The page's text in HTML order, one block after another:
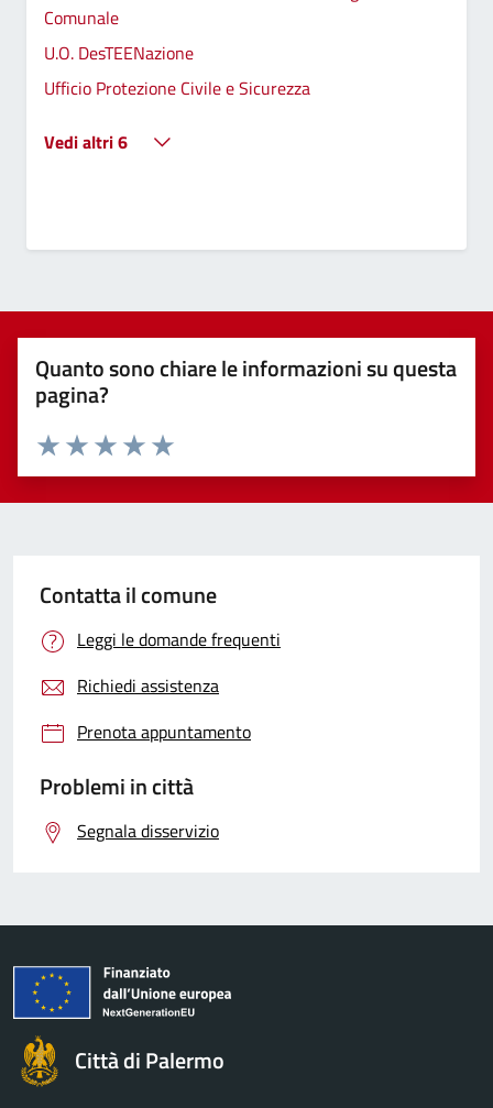
Comunale
U.O. DesTEENazione
Ufficio Protezione Civile e Sicurezza
Vedi altri 6
Quanto sono chiare le informazioni su questa
pagina?
Valuta 5 stelle su 5
Valuta 4 stelle su 5
Valuta 3 stelle su 5
Valuta 2 stelle su 5
Valuta 1 stelle su 5
Contatta il comune
Leggi le domande frequenti
Richiedi assistenza
Prenota appuntamento
Problemi in città
Segnala disservizio
Città di Palermo